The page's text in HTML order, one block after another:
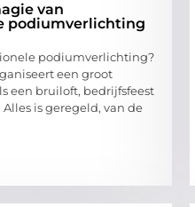
van
podiumverlichting
podiumverlichting?
een groot
een bruiloft, bedrijfsfeest
is geregeld, van de